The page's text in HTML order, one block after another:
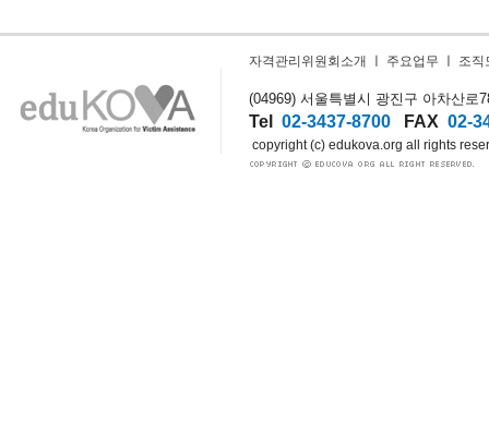
자격관리위원회소개 주요업무 조직
(04969) 서울특별시 광진구 아차산로
Tel 02-3437-8700 FAX 02-
copyright (c) edukova.org all rights